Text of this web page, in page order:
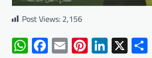
Post Views: 2,156
WhatsApp
Facebook
EmailPinterest
LinkedIn
X